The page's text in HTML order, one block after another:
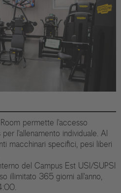
permette l'accesso
l'allenamento individuale. Al
macchinari specifici, pesi liberi
del Campus Est USI/SUPSI
illimitato 365 giorni all'anno,